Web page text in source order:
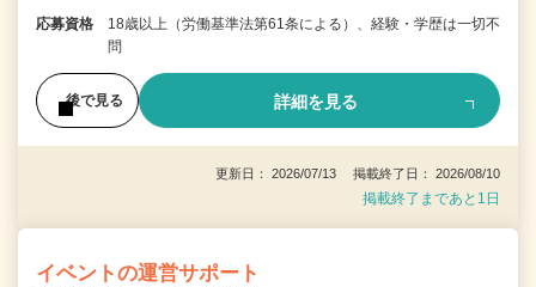
応募資格
18歳以上（労働基準法第61条による）、経験・学歴は一切不
問
後で見る 詳細を見る
更新日： 2026/07/13 掲載終了日： 2026/08/10
掲載終了まであと1日
イベントの運営サポート